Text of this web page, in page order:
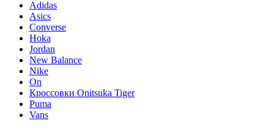
Adidas
Asics
Converse
Hoka
Jordan
New Balance
Nike
On
Кроссовки Onitsuka Tiger
Puma
Vans